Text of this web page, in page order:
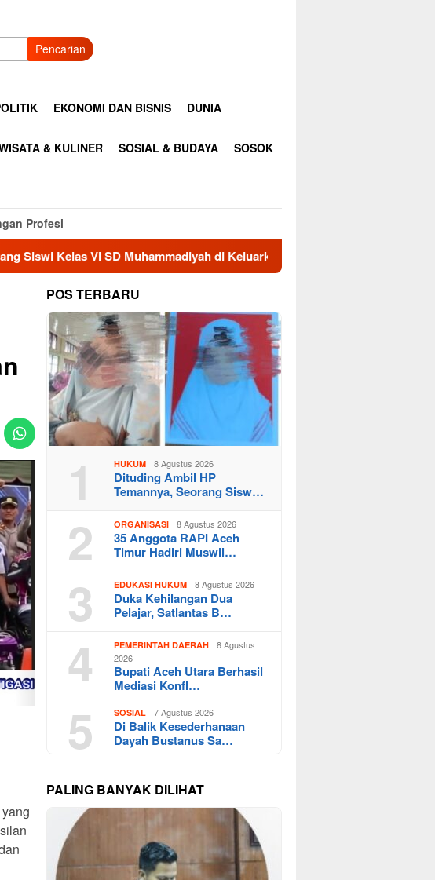
Pencarian
EKONOMI DAN BISNIS DUNIA
& KULINER SOSIAL & BUDAYA SOSOK
Profesi
Muhammadiyah di Keluarkan Dari Sekolah
POS TERBARU
1 HUKUM 8 Agustus 2026
Dituding Ambil HP
Temannya, Seorang Sisw…
2 ORGANISASI 8 Agustus 2026
35 Anggota RAPI Aceh
Timur Hadiri Muswil…
3 EDUKASI HUKUM 8 Agustus 2026
Duka Kehilangan Dua
Pelajar, Satlantas B…
4 PEMERINTAH DAERAH
8 Agustus
2026
Bupati Aceh Utara Berhasil
Mediasi Konfl…
5 SOSIAL 7 Agustus 2026
Di Balik Kesederhanaan
Dayah Bustanus Sa…
PALING BANYAK DILIHAT